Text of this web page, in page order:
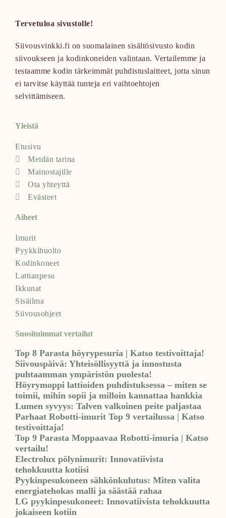
Tervetuloa sivustolle!
Siivousvinkki.fi on suomalainen sisältösivusto kodin
siivoukseen ja kodinkoneiden valintaan. Vertailemme ja
testaamme kodin tärkeimmät puhdistuslaitteet, jotta sinun
ei tarvitse käyttää tunteja eri vaihtoehtojen
selvittämiseen.
Yleistä
Etusivu
Meidän tarina
Mainostajille
Ota yhteyttä
Evästeet
Aiheet
Imurit
Pyykkihuolto
Kodinkoneet
Lattianpesu
Ikkunat
Sisäilma
Siivousohjeet
Suosituimmat vertailut
Top 8 Parasta höyrypesuria | Katso testivoittaja!
Siivouspäivä: Yhteisöllisyyttä ja innostusta
puhtaamman ympäristön puolesta!
Höyrymoppi lattioiden puhdistuksessa – miten se
toimii, mihin sopii ja milloin kannattaa hankkia
Lumen syvyys: Talven valkoinen peite paljastaa
Parhaat Robotti-imurit Top 9 vertailussa | Katso
testivoittaja!
Top 9 Parasta Moppaavaa Robotti-imuria | Katso
vertailu!
Electrolux pölynimurit: Innovatiivista
tehokkuutta kotiisi
Pyykinpesukoneen sähkönkulutus: Miten valita
energiatehokas malli ja säästää rahaa
LG pyykinpesukoneet: Innovatiivista tehokkuutta
jokaiseen kotiin